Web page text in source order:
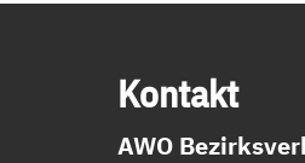
Kon­takt
AWO